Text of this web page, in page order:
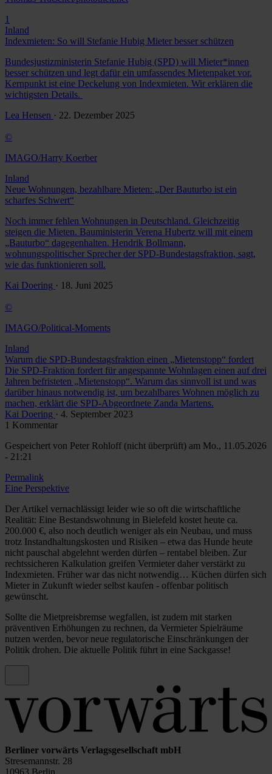
1
Inland
Indexmieten: So will Stefanie Hubig Mieter besser schützen
Bundesjustizministerin Stefanie Hubig (SPD) will Mieter*innen
besser schützen und legt dafür ein umfassendes Mietenpaket vor.
Kernpunkt ist eine Deckelung von Indexmieten. Wir erklären die
wichtigsten Details.
Lea Hensen · 22. Dezember 2025
©
IMAGO/Harry Koerber
Inland
Neue Wohnungen, bezahlbare Mieten: „Der Bauturbo ist ein
scharfes Schwert“
Noch immer fehlen Wohnungen in Deutschland. Gleichzeitig
steigen die Mieten. Bauministerin Verena Hubertz will mit einem
„Bauturbo“ dagegenhalten. Hendrik Bollmann,
wohnungspolitischer Sprecher der SPD-Bundestagsfraktion, sagt,
wie das funktionieren soll.
Kai Doering · 18. Juni 2025
©
IMAGO/Political-Moments
Inland
Warum die SPD-Bundestagsfraktion einen „Mietenstopp“ fordert
Die SPD-Fraktion fordert für angespannte Wohnlagen einen auf drei
Jahren befristeten „Mietenstopp“. Warum das sinnvoll ist und was
darüber hinaus notwendig ist, um bezahlbares Wohnen möglich zu
machen, erklärt die SPD-Abgeordnete Zanda Martens.
Kai Doering · 4. September 2023
1 Kommentar
Gespeichert von Peter Rohloff (nicht überprüft) am Mo., 11.05.2026
- 21:21
Permalink
Eine Perspektive
Der Artikel vernachlässigt leider wie so oft die wirtschaftliche
Realität: Eine Bestandswohnung in Bielefeld kostet heute ca.
200.000 €, also noch deutlich weniger als ein Neubau, und muss
trotz Instandhaltungskosten und Risiken – etwa das Hunde heute
nicht pauschal abgelehnt werden dürfen – rentabel bleiben. Zur
rechtssicheren Kalkulation greifen Vermieter daher verstärkt zu
Indexmieten. Früher war das nicht notwendig… Küchen dürfen sich
Mieter in Zukunft wieder selbst kaufen - offenbar politisch
gewünscht.
Sollte die Mietpreisbremse wegfallen, ist zudem mit starken
präventiven Erhöhungen zu rechnen, da Vermieter Spielräume
nutzen werden, bevor neue regulatorische Einschränkungen der
Politik drohen. Die aktuelle Politik führt in eine Sackgasse!
Berliner vorwärts Verlagsgesellschaft mbH
Stresemannstr. 28
10963 Berlin